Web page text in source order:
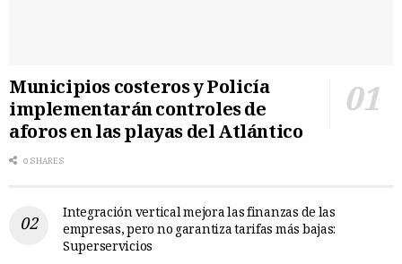
Municipios costeros y Policía
implementarán controles de
aforos en las playas del Atlántico
0 SHARES
Integración vertical mejora las finanzas de las
empresas, pero no garantiza tarifas más bajas:
Superservicios